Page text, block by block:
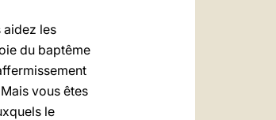
aidez les
du baptême
vous êtes
le